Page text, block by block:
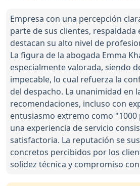
Empresa con una percepción
parte de sus clientes,
destacan su alto nivel de
La figura de la abogada Emma
especialmente valorada, siendo
impecable, lo cual refuerza la
del despacho. La unanimidad en
recomendaciones, incluso con
entusiasmo extremo como
una experiencia de servicio
satisfactoria. La reputación se
concretos percibidos por los
solidez técnica y compromiso